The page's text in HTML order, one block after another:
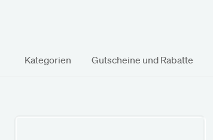
Kategorien Gutscheine und Rabatte